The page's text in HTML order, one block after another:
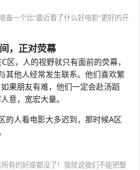
备一个比“最近看了什么好电影”更好的开
，正对荧幕
区，人的视野就只有面前的荧幕，
其他人经常发生联系。他们喜欢繁
果朋友有难，他们一定会赴汤蹈
意，宽宏大量。
的人看电影大多迟到，那时候A区
有的好座都没了！我就说我们不能把整